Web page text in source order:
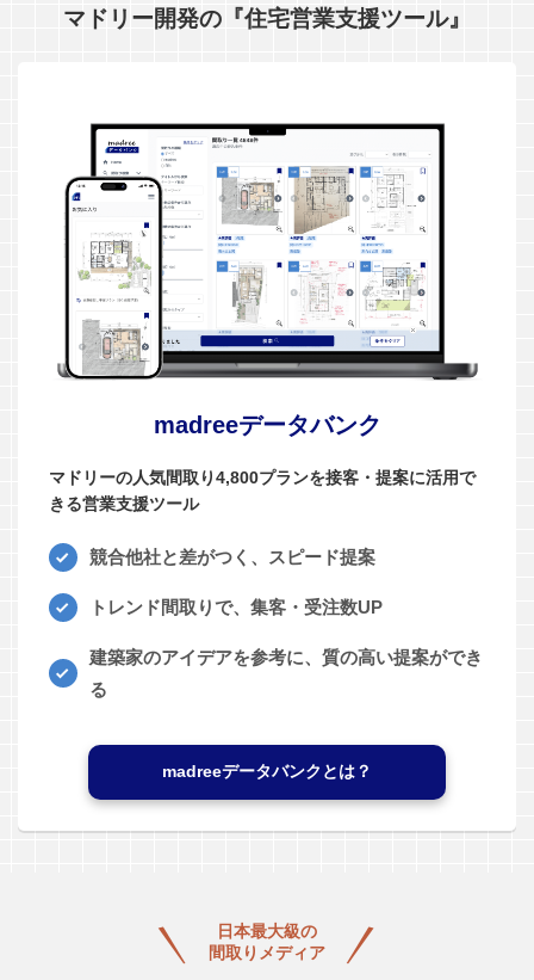
マドリー開発の『住宅営業支援ツール』
madreeデータバンク
マドリーの人気間取り4,800プランを接客・提案に活用で
きる営業支援ツール
競合他社と差がつく、スピード提案
トレンド間取りで、集客・受注数UP
建築家のアイデアを参考に、質の高い提案ができ
る
madreeデータバンクとは？
日本最大級の
間取りメディア